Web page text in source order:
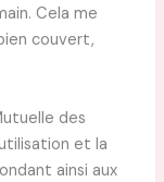
Cela me
couvert,
des
et la
ainsi aux